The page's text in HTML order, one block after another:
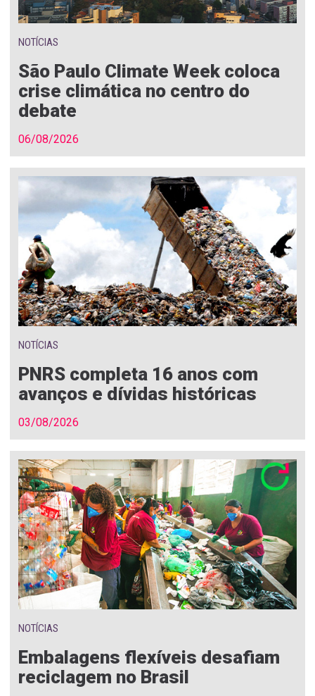
NOTÍCIAS
São Paulo Climate Week coloca
crise climática no centro do
debate
06/08/2026
NOTÍCIAS
PNRS completa 16 anos com
avanços e dívidas históricas
03/08/2026
NOTÍCIAS
Embalagens flexíveis desafiam
reciclagem no Brasil